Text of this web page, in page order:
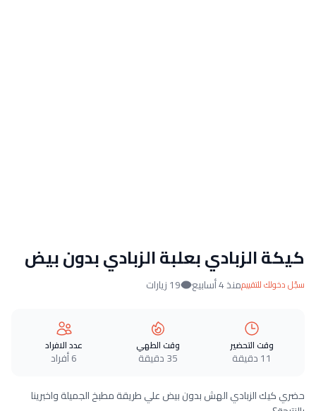
كيكة الزبادي بعلبة الزبادي بدون بيض
سجّل دخولك للتقييممنذ 4 أسابيع 19 زيارات
وقت التحضير
11 دقيقة
وقت الطهي
35 دقيقة
عدد الافراد
6 أفراد
حضري كيك الزبادي الهش بدون بيض علي طريقة مطبخ الجميلة واخبرينا